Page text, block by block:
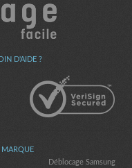
D'AIDE ?
MARQUE
Déblocage Samsung